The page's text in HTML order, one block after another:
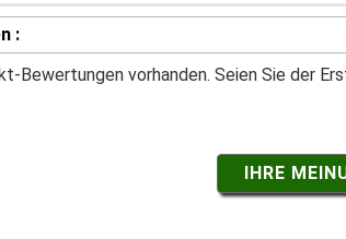
:
Bewertungen vorhanden. Seien Sie der
IHRE